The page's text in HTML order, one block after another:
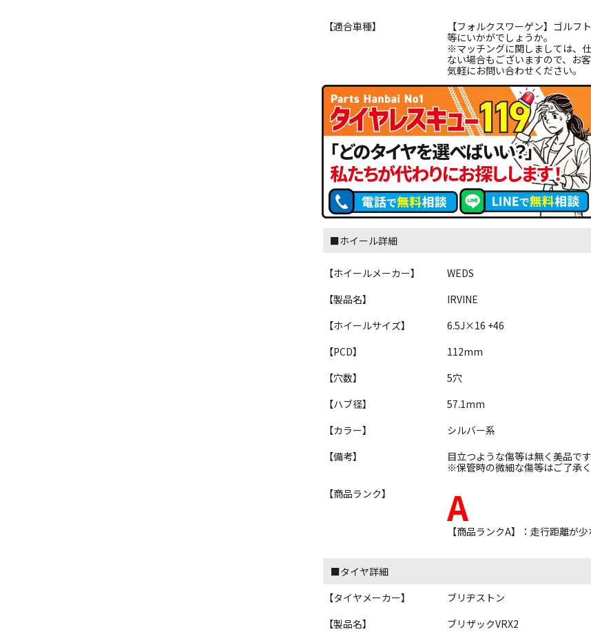
【適合車種】
【フォルクスワーゲン】ゴルフ
等にいかがでしょうか。
※マッチングに関しましては、
ない場合もございますので、お
気軽にお問い合わせください。
■ホイール詳細
【ホイールメーカー】
WEDS
【製品名】
IRVINE
【ホイールサイズ】
6.5J×16 +46
【PCD】
112mm
【穴数】
5穴
【ハブ径】
57.1mm
【カラー】
シルバー系
【備考】
目立つような傷等は無く美品です
※保管時の微細な傷等はご了承
【商品ランク】
A
【商品ランクA】：走行距離が
■タイヤ詳細
【タイヤメーカー】
ブリヂストン
【製品名】
ブリザックVRX2